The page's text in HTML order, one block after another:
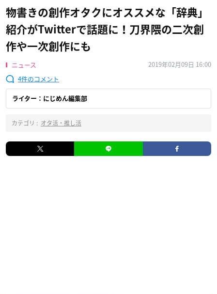
物書きの創作オタクにオススメな「辞典」
紹介がTwitterで話題に！刀界隈の二次創
作や一次創作にも
ニュース
2019年02月09日 16:00
4
ライター：にじめん編集部
カテゴリ : オタ活・推し活